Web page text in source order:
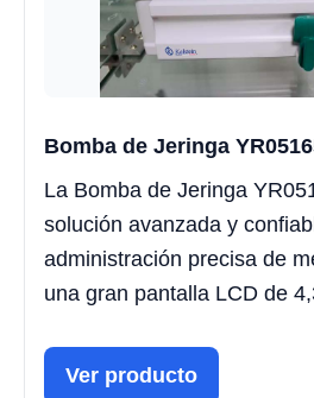
Bomba de Jeringa
La Bomba de Jeringa
solución avanzada y
administración precisa de
una gran pantalla LCD de
Ver producto